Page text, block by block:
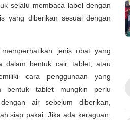
selalu membaca label dengan
yang diberikan sesuai dengan
jenis obat yang
dalam bentuk cair, tablet, atau
cara penggunaan yang
bentuk tablet mungkin perlu
air sebelum diberikan,
siap pakai. Jika ada keraguan,